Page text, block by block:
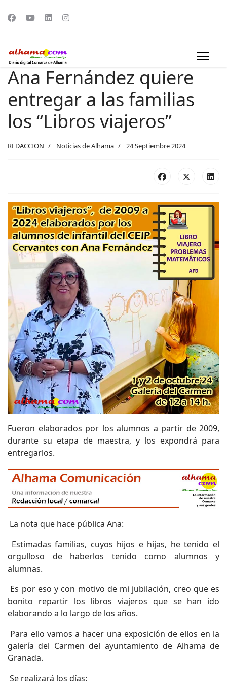
Ana Fernández quiere
entregar a las familias
los “Libros viajeros”
REDACCION Noticias de Alhama 24 Septiembre 2024
Fueron elaborados por los alumnos a partir de 2009,
durante su etapa de maestra, y los expondrá para
entregarlos.
La nota que hace pública Ana:
Estimadas familias, cuyos hijos e hijas, he tenido el
orgulloso de haberlos tenido como alumnos y
alumnas.
Es por eso y con motivo de mi jubilación, creo que es
bonito repartir los libros viajeros que se han ido
elaborando a lo largo de los años.
Para ello vamos a hacer una exposición de ellos en la
galería del Carmen del ayuntamiento de Alhama de
Granada.
Se realizará los días: